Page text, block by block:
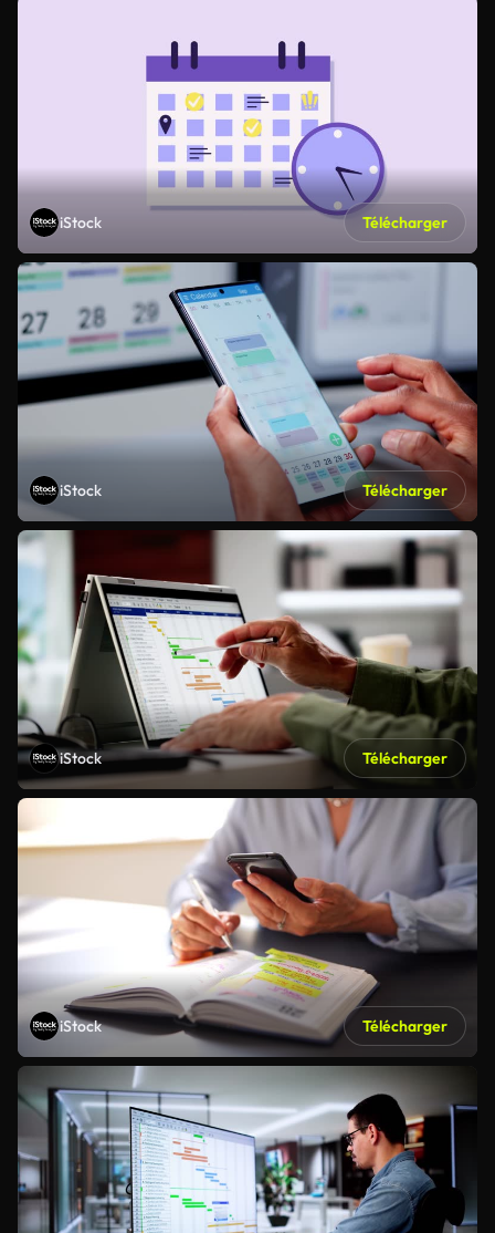
iStock Télécharger
iStock Télécharger
iStock Télécharger
iStock Télécharger